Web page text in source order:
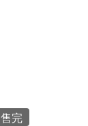
售完